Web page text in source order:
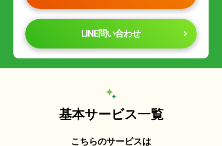
LINE問い合わせ
基本サービス一覧
こちらのサービスは